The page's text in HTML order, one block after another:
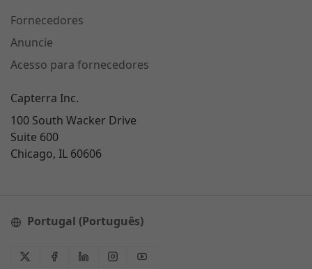
Fornecedores
Anuncie
Acesso para fornecedores
Capterra Inc.
100 South Wacker Drive
Suite 600
Chicago, IL 60606
Portugal (Português)